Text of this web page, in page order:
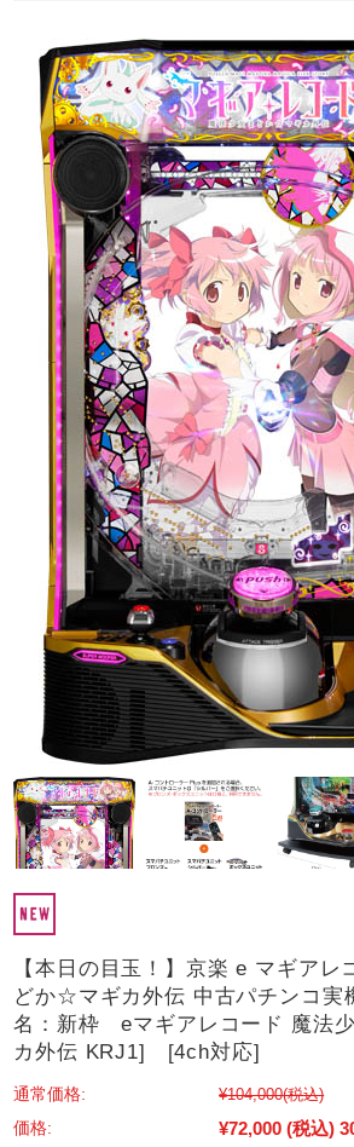
【本日の目玉！】京楽 e マギアレ
どか☆マギカ外伝 中古パチンコ
名：新枠 eマギアレコード 魔法
カ外伝 KRJ1] [4ch対応]
通常価格: ¥104,000(税込)
価格:
¥72,000 (税込)